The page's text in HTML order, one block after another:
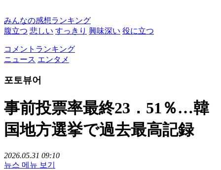
みんなの感想ランキング
腹立つ 悲しい すっきり 興味深い 役に立つ
コメントランキング
ニュース エンタメ
포토뷰어
事前投票率最終23．51％…韓
国地方選挙で過去最高記録
2026.05.31 09:10
뉴스 메뉴 보기